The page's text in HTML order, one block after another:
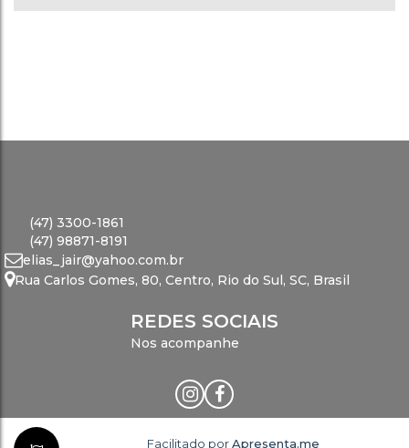
(47) 3300-1861
(47) 98871-8191
elias_jair@yahoo.com.br
Rua Carlos Gomes, 80, Centro, Rio do Sul, SC, Brasil
REDES SOCIAIS
Nos acompanhe
Facilitado porApresenta.me